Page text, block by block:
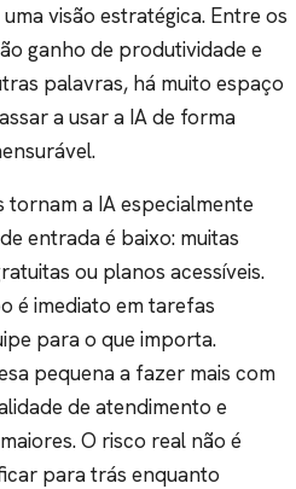
visão estratégica. Entre os
ganho de produtividade e
palavras, há muito espaço
a usar a IA de forma
tornam a IA especialmente
entrada é baixo: muitas
ou planos acessíveis.
é imediato em tarefas
para o que importa.
pequena a fazer mais com
de atendimento e
O risco real não é
para trás enquanto